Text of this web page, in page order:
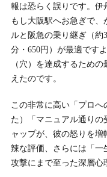
報は恐らく誤りです。伊
もし大阪駅へお急ぎで
ルと阪急の乗り継ぎ（約
分・650円）が最適です
（穴）を達成するため
えたのです。
この非常に高い「プロへ
た）「マニュアル通り
ャップが、彼の怒りを
辣な評価、さらには「一
攻撃にまで至った深層心